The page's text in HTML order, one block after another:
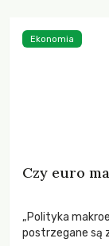
Czy euro
„Polityka
postrzegane są
Ekonomia